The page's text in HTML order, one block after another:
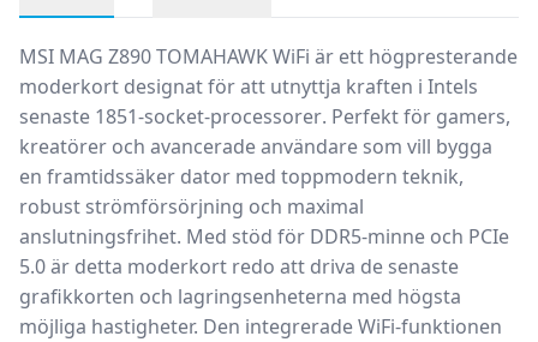
MSI MAG Z890 TOMAHAWK WiFi är ett högpresterande
moderkort designat för att utnyttja kraften i Intels
senaste 1851-socket-processorer. Perfekt för gamers,
kreatörer och avancerade användare som vill bygga
en framtidssäker dator med toppmodern teknik,
robust strömförsörjning och maximal
anslutningsfrihet. Med stöd för DDR5-minne och PCIe
5.0är detta moderkort redo att driva de senaste
grafikkorten och lagringsenheterna med högsta
möjliga hastigheter. Den integrerade WiFi-funktionen